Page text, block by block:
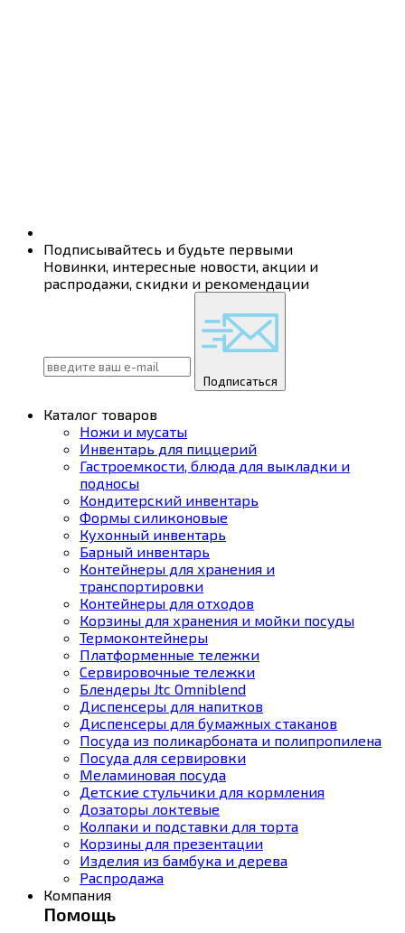
Подписывайтесь и будьте первыми
Новинки, интересные новости, акции и
распродажи, скидки и рекомендации
Подписаться
Каталог товаров
Ножи и мусаты
Инвентарь для пиццерий
Гастроемкости, блюда для выкладки и
подносы
Кондитерский инвентарь
Формы силиконовые
Кухонный инвентарь
Барный инвентарь
Контейнеры для хранения и
транспортировки
Контейнеры для отходов
Корзины для хранения и мойки посуды
Термоконтейнеры
Платформенные тележки
Сервировочные тележки
Блендеры Jtc Omniblend
Диспенсеры для напитков
Диспенсеры для бумажных стаканов
Посуда из поликарбоната и полипропилена
Посуда для сервировки
Меламиновая посуда
Детские стульчики для кормления
Дозаторы локтевые
Колпаки и подставки для торта
Корзины для презентации
Изделия из бамбука и дерева
Распродажа
Компания
Помощь